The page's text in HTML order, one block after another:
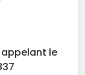
appelant le